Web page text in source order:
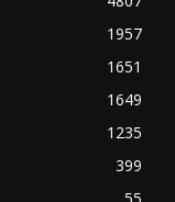
1957
1651
1649
1235
399
55